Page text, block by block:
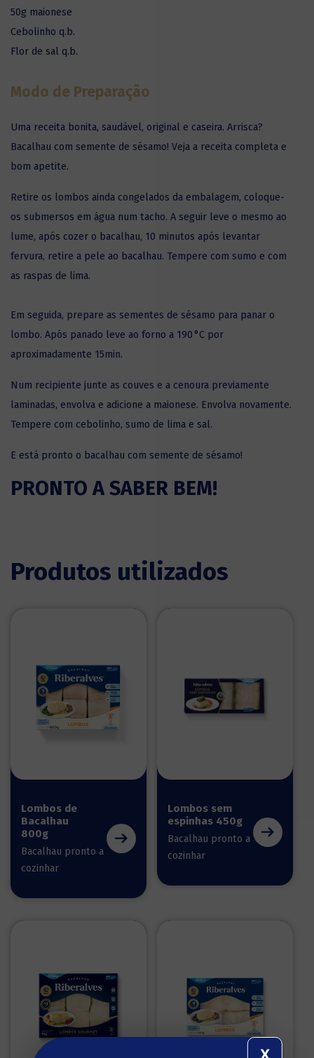
50g maionese
Cebolinho q.b.
Flor de sal q.b.
Modo de Preparação
Uma receita bonita, saudável, original e caseira. Arrisca?
Bacalhau com semente de sésamo! Veja a receita completa e
bom apetite.
Retire os lombos ainda congelados da embalagem, coloque-
os submersos em água num tacho. A seguir leve o mesmo ao
lume, após cozer o bacalhau, 10 minutos após levantar
fervura, retire a pele ao bacalhau. Tempere com sumo e com
as raspas de lima.
Em seguida, prepare as sementes de sésamo para panar o
lombo. Após panado leve ao forno a 190 °C por
aproximadamente 15min.
Num recipiente junte as couves e a cenoura previamente
laminadas, envolva e adicione a maionese. Envolva novamente.
Tempere com cebolinho, sumo de lima e sal.
E está pronto o bacalhau com semente de sésamo!
PRONTO A SABER BEM!
Produtos utilizados
Lombos de
Bacalhau
800g
Bacalhau pronto a
cozinhar
Lombos sem
espinhas 450g
Bacalhau pronto a
cozinhar
X